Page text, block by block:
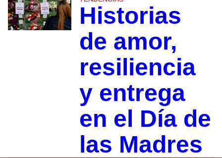
Historias
de amor,
resiliencia
y entrega
en el Día de
las Madres